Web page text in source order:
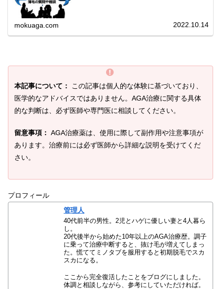
mokuaga.com 2022.10.14
本記事について：
この記事は個人的な体験に基づいており、
医学的なアドバイスではありません。AGA治療に関する具体
的な判断は、必ず医師や専門医に相談してください。
留意事項： AGA治療薬は、使用に際して副作用や注意事項が
あります。治療前には必ず医師から詳細な説明を受けてくだ
さい。
プロフィール
管理人
40代前半の男性。2児とハゲに優しい妻と4人暮ら
し。
20代後半から始めた10年以上のAGA治療歴。調子
に乗って治療中断すると、抜け毛が増えてしまっ
た。慌ててミノタブを服用すると初期脱毛でスカ
スカになる。
ここから完全復活したことをブログにしました。
体調と相談しながら、参考にしていただければ。